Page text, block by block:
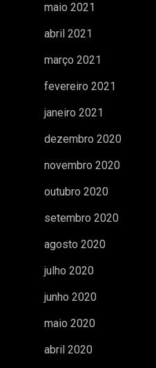
maio 2021
abril 2021
março 2021
fevereiro 2021
janeiro 2021
dezembro 2020
novembro 2020
outubro 2020
setembro 2020
agosto 2020
julho 2020
junho 2020
maio 2020
abril 2020